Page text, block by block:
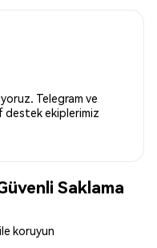
Telegram ve
destek ekiplerimiz
Saklama
koruyun